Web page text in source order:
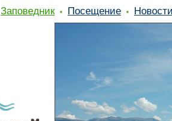
Заповедник Посещение